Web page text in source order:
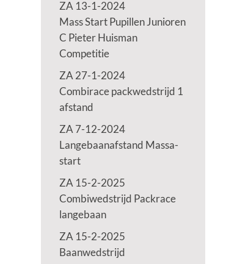
ZA 13-1-2024
Mass Start Pupillen Junioren
C Pieter Huisman
Competitie
ZA 27-1-2024
Combirace packwedstrijd 1
afstand
ZA 7-12-2024
Langebaanafstand Massa-
start
ZA 15-2-2025
Combiwedstrijd Packrace
langebaan
ZA 15-2-2025
Baanwedstrijd